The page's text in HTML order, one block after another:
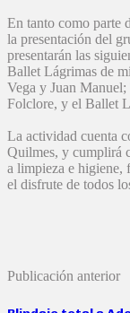
En tanto como parte
la presentación del
presentarán las
Ballet Lágrimas de
Vega y Juan
Folclore, y el Ballet
La actividad cuenta
Quilmes, y cumplirá
a limpieza e higiene,
el disfrute de todos
Publicación anterior